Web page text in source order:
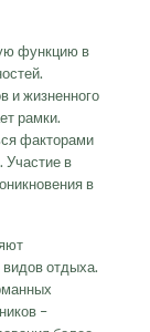
функцию в
и жизненного
рамки.
факторами
Участие в
в
отдыха.
–